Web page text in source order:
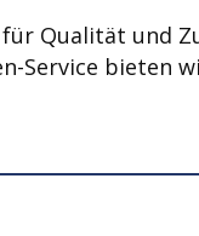
Qualität und
Service bieten